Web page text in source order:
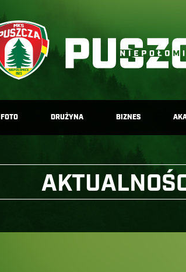
FOTO DRUŻYNA BIZNES